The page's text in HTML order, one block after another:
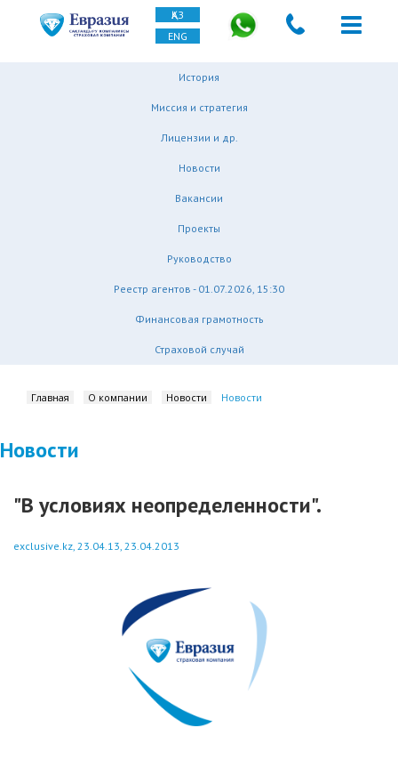
ҚАЗ
ENG
История
Миссия и стратегия
Лицензии и др.
Новости
Вакансии
Проекты
Руководство
Реестр агентов - 01.07.2026, 15:30
Финансовая грамотность
Страховой случай
Главная О компании Новости Новости
Новости
"В условиях неопределенности".
exclusive.kz, 23.04.13, 23.04.2013